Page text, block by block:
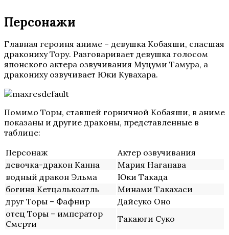
Персонажи
Главная героиня аниме – девушка Кобаяши, спасшая
дракониху Тору. Разговаривает девушка голосом
японского актера озвучивания Муцуми Тамура, а
дракониху озвучивает Юки Кувахара.
Помимо Торы, ставшей горничной Кобаяши, в аниме
показаны и другие драконы, представленные в
таблице:
Персонаж
Актер озвучивания
девочка-дракон Канна
Мария Наганава
водный дракон Эльма
Юки Такада
богиня Кетцалькоатль
Минами Такахаси
друг Торы – Фафнир
Дайсуко Оно
отец Торы – император
Смерти
Такаюги Суко